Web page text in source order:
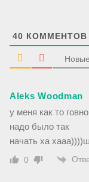
40 КОММЕНТОВ
Новые
Aleks Woodman
у меня как то
надо было так
начать ха
0